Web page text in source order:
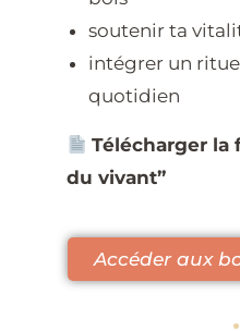
soutenir ta
intégrer un
quotidien
Télécharger la
du vivant”
Accéder aux